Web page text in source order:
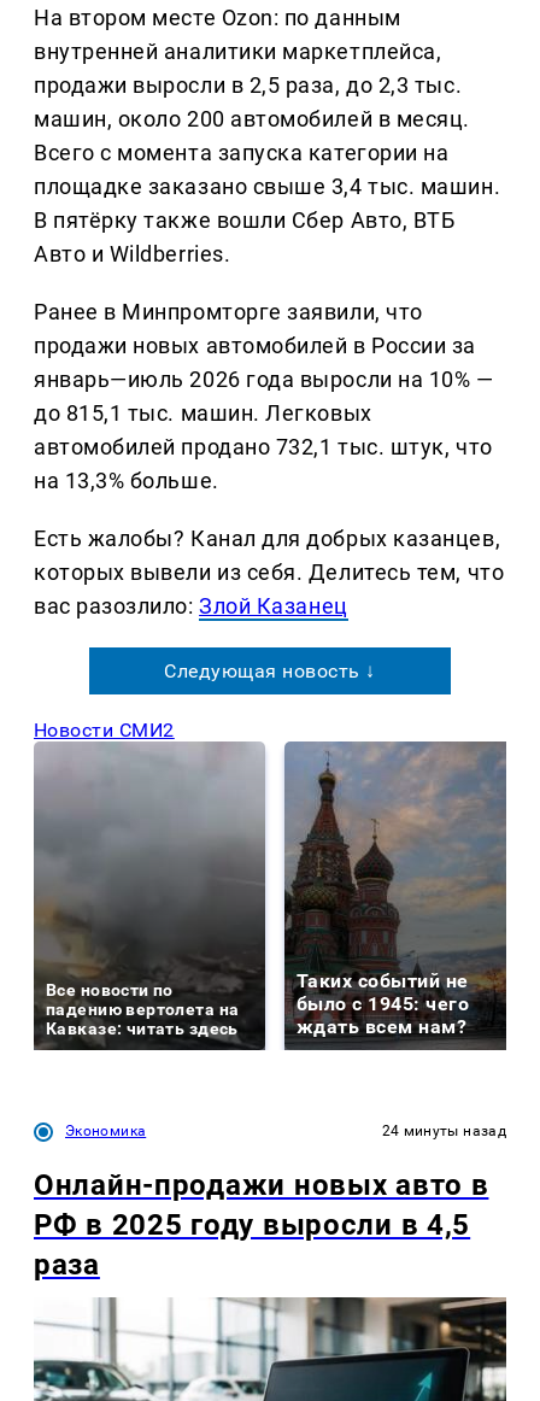
На втором месте Ozon: по данным
внутренней аналитики маркетплейса,
продажи выросли в 2,5 раза, до 2,3 тыс.
машин, около 200 автомобилей в месяц.
Всего с момента запуска категории на
площадке заказано свыше 3,4 тыс. машин.
В пятёрку также вошли Сбер Авто, ВТБ
Авто и Wildberries.
Ранее в Минпромторге заявили, что
продажи новых автомобилей в России за
январь—июль 2026 года выросли на 10% —
до 815,1 тыс. машин. Легковых
автомобилей продано 732,1 тыс. штук, что
на 13,3% больше.
Есть жалобы? Канал для добрых казанцев,
которых вывели из себя. Делитеcь тем, что
вас разозлило:Злой Казанец
Следующая новость ↓
Новости СМИ2
Все новости по
падению вертолета на
Кавказе: читать здесь
Таких событий не
было с 1945: чего
ждать всем нам?
Экономика 24 минуты назад
Онлайн-продажи новых авто в
РФ в 2025 году выросли в 4,5
раза